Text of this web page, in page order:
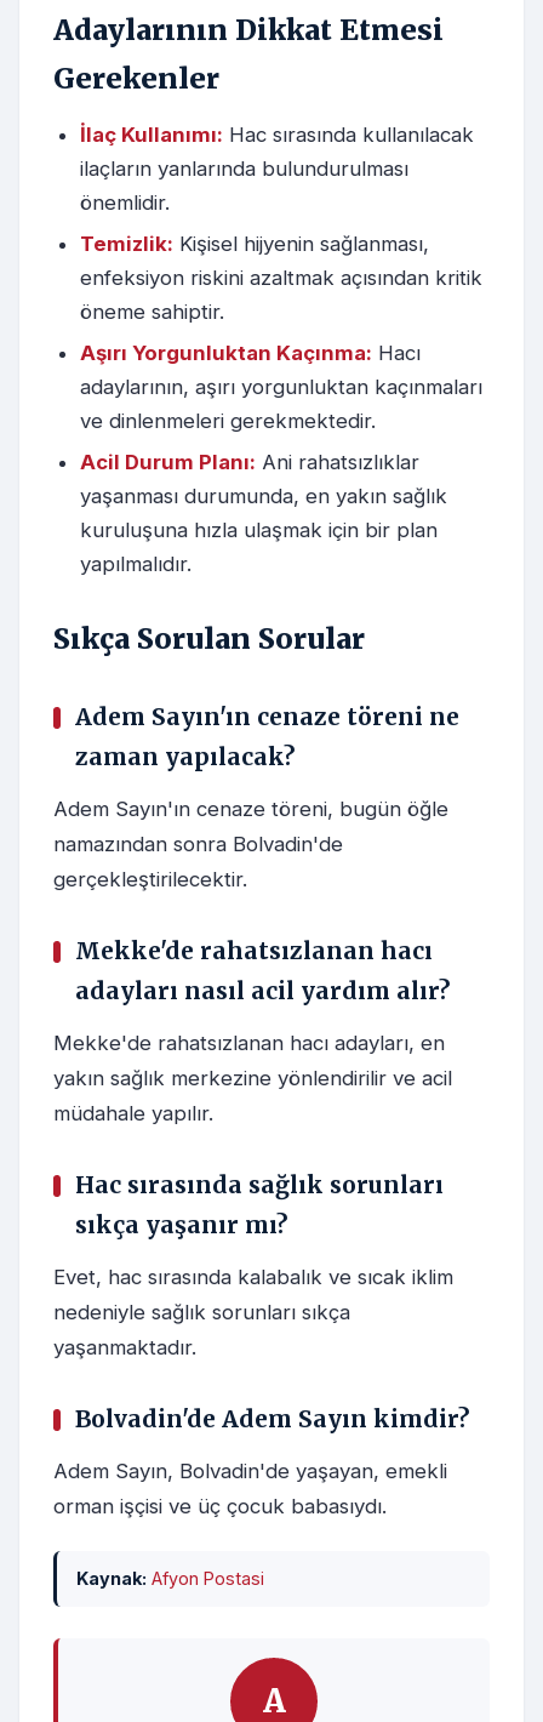
Adaylarının Dikkat Etmesi
Gerekenler
İlaç Kullanımı: Hac sırasında kullanılacak
ilaçların yanlarında bulundurulması
önemlidir.
Temizlik: Kişisel hijyenin sağlanması,
enfeksiyon riskini azaltmak açısından kritik
öneme sahiptir.
Aşırı Yorgunluktan Kaçınma: Hacı
adaylarının, aşırı yorgunluktan kaçınmaları
ve dinlenmeleri gerekmektedir.
Acil Durum Planı: Ani rahatsızlıklar
yaşanması durumunda, en yakın sağlık
kuruluşuna hızla ulaşmak için bir plan
yapılmalıdır.
Sıkça Sorulan Sorular
Adem Sayın'ın cenaze töreni ne
zaman yapılacak?
Adem Sayın'ın cenaze töreni, bugün öğle
namazından sonra Bolvadin'de
gerçekleştirilecektir.
Mekke'de rahatsızlanan hacı
adayları nasıl acil yardım alır?
Mekke'de rahatsızlanan hacı adayları, en
yakın sağlık merkezine yönlendirilir ve acil
müdahale yapılır.
Hac sırasında sağlık sorunları
sıkça yaşanır mı?
Evet, hac sırasında kalabalık ve sıcak iklim
nedeniyle sağlık sorunları sıkça
yaşanmaktadır.
Bolvadin'de Adem Sayın kimdir?
Adem Sayın, Bolvadin'de yaşayan, emekli
orman işçisi ve üç çocuk babasıydı.
Kaynak: Afyon Postasi
A